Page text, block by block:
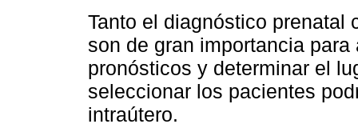
Tanto el diagnóstico prenatal
son de gran importancia
pronósticos y determinar el
seleccionar los pacientes
intraútero.